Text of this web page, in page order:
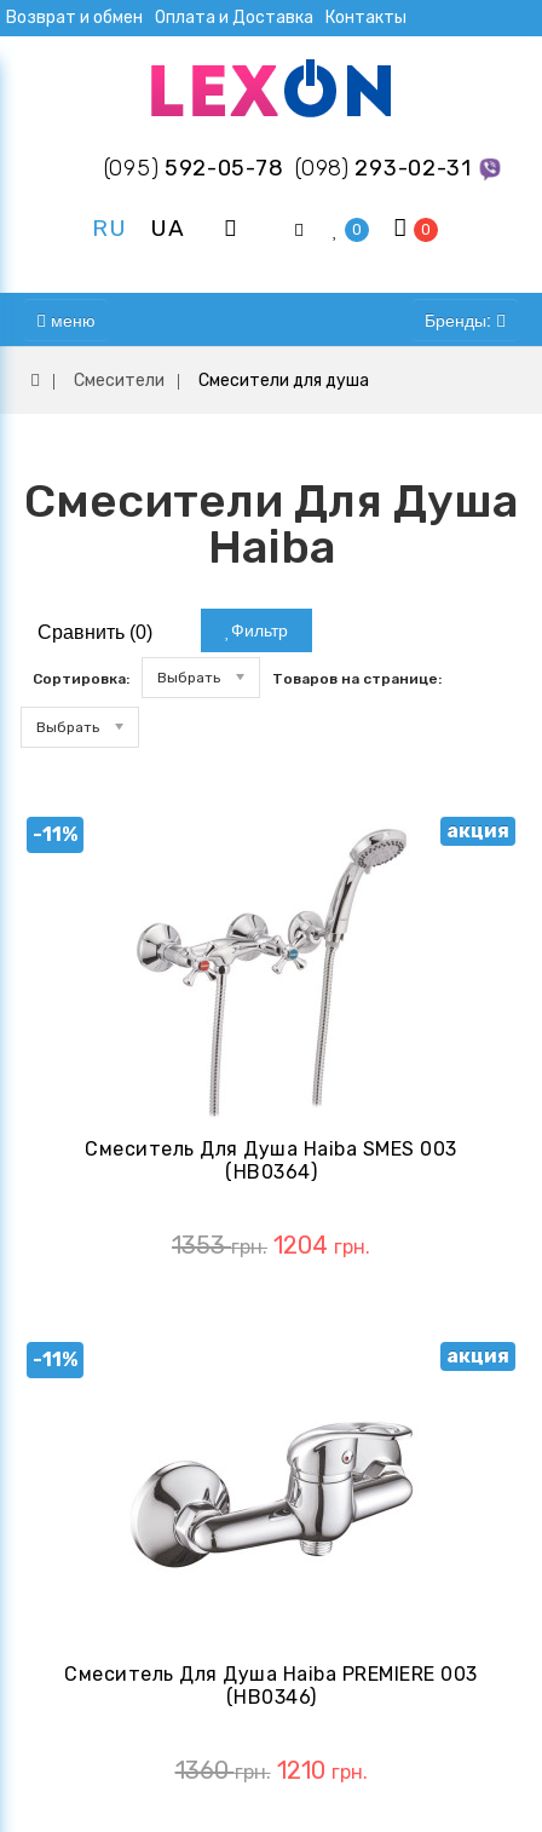
Возврат и обмен Оплата и Доставка Контакты
(095) 592-05-78 (098) 293-02-31
RU UA 0 0
меню Бренды:
Смесители Смесители для душа
Смесители Для Душа
Haiba
Сравнить (0) Фильтр
Сортировка: Выбрать Товаров на странице:
Выбрать
-11% акция
Смеситель Для Душа Haiba SMES 003
(HB0364)
1353грн. 1204 грн.
-11% акция
Смеситель Для Душа Haiba PREMIERE 003
(HB0346)
1360грн. 1210 грн.